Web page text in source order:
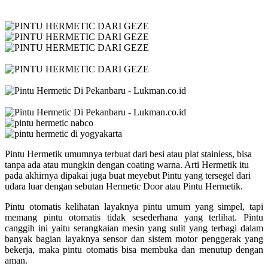
Pintu Hermetik umumnya terbuat dari besi atau plat stainless, bisa
tanpa ada atau mungkin dengan coating warna. Arti Hermetik itu
pada akhirnya dipakai juga buat meyebut Pintu yang tersegel dari
udara luar dengan sebutan Hermetic Door atau Pintu Hermetik.
Pintu otomatis kelihatan layaknya pintu umum yang simpel, tapi
memang pintu otomatis tidak sesederhana yang terlihat. Pintu
canggih ini yaitu serangkaian mesin yang sulit yang terbagi dalam
banyak bagian layaknya sensor dan sistem motor penggerak yang
bekerja, maka pintu otomatis bisa membuka dan menutup dengan
aman.